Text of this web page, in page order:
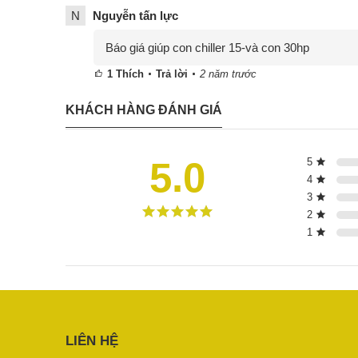
N Nguyễn tấn lực
Báo giá giúp con chiller 15-và con 30hp
1 Thích Trả lời 2 năm trước
KHÁCH HÀNG ĐÁNH GIÁ
5.0 5
4
3
2
1
LIÊN HỆ